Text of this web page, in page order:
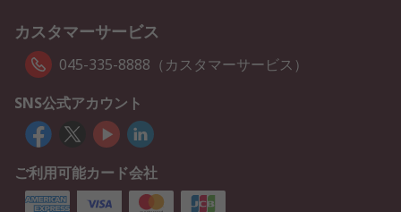
カスタマーサービス
045-335-8888（カスタマーサービス）
SNS公式アカウント
ご利用可能カード会社